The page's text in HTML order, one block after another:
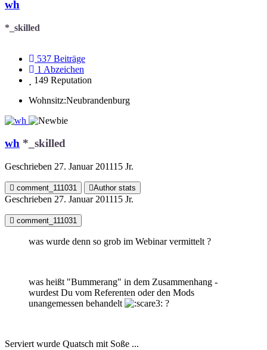
wh
*_skilled
537 Beiträge
1 Abzeichen
149 Reputation
Wohnsitz:Neubrandenburg
wh *_skilled
Geschrieben 27. Januar 201115 Jr.
comment_111031 Author stats
Geschrieben 27. Januar 201115 Jr.
comment_111031
was wurde denn so grob im Webinar vermittelt ?
was heißt "Bummerang" in dem Zusammenhang -
wurdest Du vom Referenten oder den Mods
unangemessen behandelt
?
Serviert wurde Quatsch mit Soße ...